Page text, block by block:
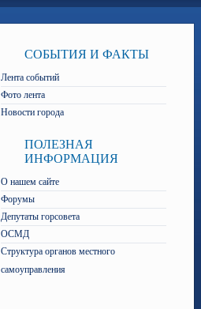
СОБЫТИЯ И ФАКТЫ
Лента событий
Фото лента
Новости города
ПОЛЕЗНАЯ
ИНФОРМАЦИЯ
О нашем сайте
Форумы
Депутаты горсовета
ОСМД
Структура органов местного
самоуправления